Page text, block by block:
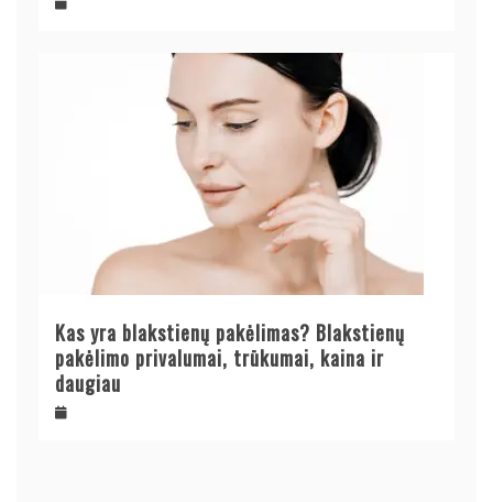
Kas yra blakstienų pakėlimas? Blakstienų
pakėlimo privalumai, trūkumai, kaina ir
daugiau